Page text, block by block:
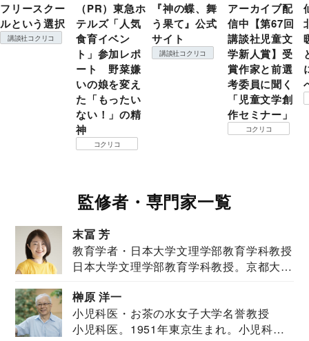
フリースクー
ルという選択
講談社コクリコ
（PR）東急ホ
テルズ「人気
食育イベン
ト」参加レポ
ート 野菜嫌
いの娘を変え
た「もったい
ない！」の精
神
コクリコ
『神の蝶、舞
う果て』公式
サイト
講談社コクリコ
アーカイブ配
信中【第67回
講談社児童文
学新人賞】受
賞作家と前選
考委員に聞く
「児童文学創
作セミナー」
コクリコ
監修者・専門家一覧
末冨 芳
教育学者・日本大学文理学部教育学科教授
日本大学文理学部教育学科教授。京都大学
榊原 洋一
小児科医・お茶の水女子大学名誉教授
小児科医。1951年東京生まれ。小児科